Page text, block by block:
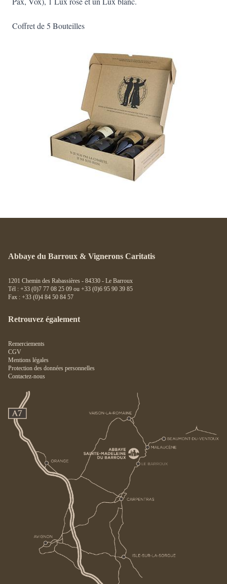
Coffret de 5 Bouteilles
Abbaye du Barroux & Vignerons Caritatis
1201 Chemin des Rabassières - 84330 - Le Barroux
Tél : +33 (0)7 77 08 25 09 ou +33 (0)6 95 90 39 85
Fax : +33 (0)4 84 50 84 57
Retrouvez également
Remerciements
CGV
Mentions légales
Protection des données personnelles
Contactez-nous